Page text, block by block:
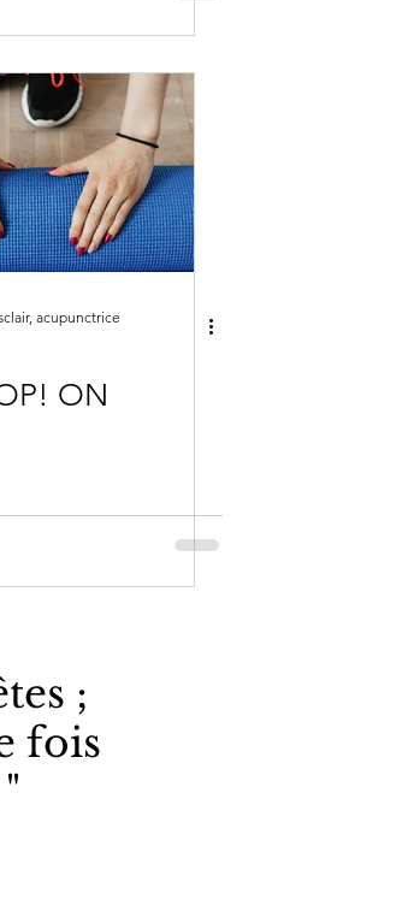
acupunctrice
ON
;
fois